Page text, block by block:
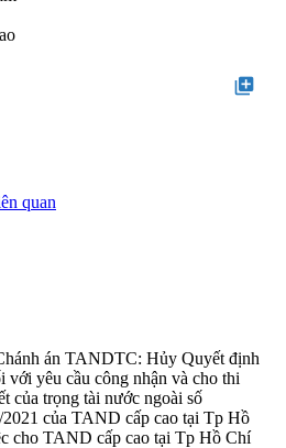
library_add
quan
án TANDTC: Hủy Quyết định
với yêu cầu công nhận và cho thi
của trọng tài nước ngoài số
của TAND cấp cao tại Tp Hồ
cho TAND cấp cao tại Tp Hồ Chí